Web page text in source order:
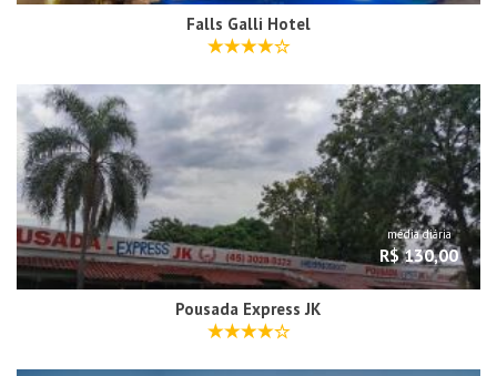
Falls Galli Hotel
média diária
R$ 130,00
Pousada Express JK